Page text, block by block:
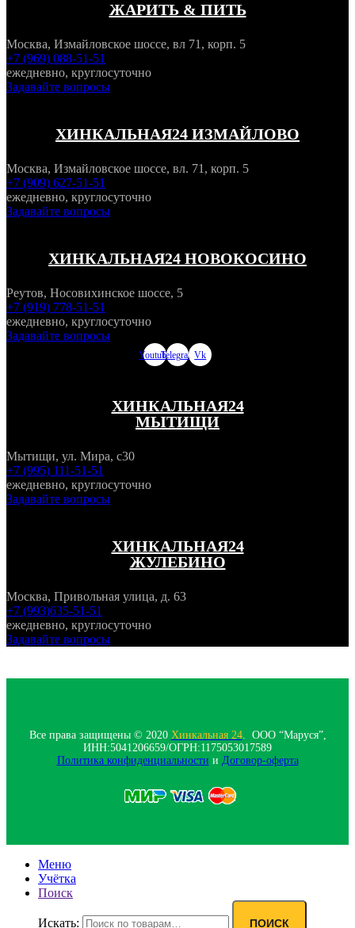
ЖАРИТЬ & ПИТЬ
Москва, Измайловское шоссе, вл 71, корп. 5
+7 (969) 088-51-51
ежедневно, круглосуточно
Задавайте вопросы
ХИНКАЛЬНАЯ24 ИЗМАЙЛОВО
Москва, Измайловское шоссе, вл. 71, корп. 5
+7 (909) 627-51-51
ежедневно, круглосуточно
Задавайте вопросы
ХИНКАЛЬНАЯ24 НОВОКОСИНО
Реутов, Носовихинское шоссе, 5
+7 (919) 778-51-51
ежедневно, круглосуточно
Задавайте вопросы
YoutubeTelegramVk
ХИНКАЛЬНАЯ24
МЫТИЩИ
Мытищи, ул. Мира, с30
+7 (995) 111-51-51
ежедневно, круглосуточно
Задавайте вопросы
ХИНКАЛЬНАЯ24
ЖУЛЕБИНО
Москва, Привольная улица, д. 63
+7 (993)635-51-51
ежедневно, круглосуточно
Задавайте вопросы
Все права защищены © 2020 Хинкальная 24. ООО “Маруся”,
ИНН:5041206659/ОГРН:1175053017589
Политика конфиденциальности‍ и Договор-оферта
Меню
Учётка
Поиск
Искать: ПОИСК